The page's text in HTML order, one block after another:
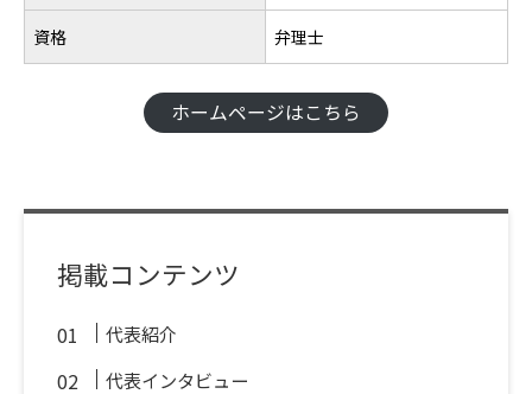
資格 弁理士
ホームページはこちら
掲載コンテンツ
代表紹介
代表インタビュー